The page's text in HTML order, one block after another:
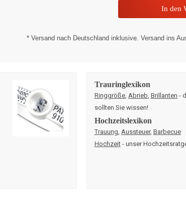
* Versand nach Deutschland inklusive. Versand ins
Trauringlexikon
Ringgröße, Abrieb Brillanten -
sollten Sie wissen!
Hochzeitslexikon
Trauung Aussteuer, Barbecue
Hochzeit- unser